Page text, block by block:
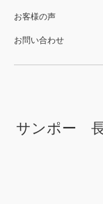
お客様の声
お問い合わせ
サンポー